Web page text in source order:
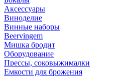
Аксессуары
Виноделие
Винные наборы
Beervingem
Мишка бродит
Оборудование
Прессы, соковыжималки
Емкости для брожения